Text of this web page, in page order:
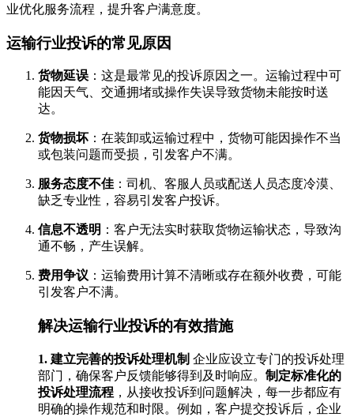
业优化服务流程，提升客户满意度。
运输行业投诉的常见原因
货物延误 ：这是最常见的投诉原因之一。运输过程中可
能因天气、交通拥堵或操作失误导致货物未能按时送
达。
货物损坏 ：在装卸或运输过程中，货物可能因操作不当
或包装问题而受损，引发客户不满。
服务态度不佳 ：司机、客服人员或配送人员态度冷漠、
缺乏专业性，容易引发客户投诉。
信息不透明 ：客户无法实时获取货物运输状态，导致沟
通不畅，产生误解。
费用争议 ：运输费用计算不清晰或存在额外收费，可能
引发客户不满。
解决运输行业投诉的有效措施
1. 建立完善的投诉处理机制 企业应设立专门的投诉处理
部门，确保客户反馈能够得到及时响应。 制定标准化的
投诉处理流程 ，从接收投诉到问题解决，每一步都应有
明确的操作规范和时限。例如，客户提交投诉后，企业